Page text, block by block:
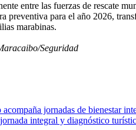
entre las fuerzas de rescate
preventiva para el año 2026,
marabinas.
Seguridad
jornadas de bienestar
integral y diagnóstico